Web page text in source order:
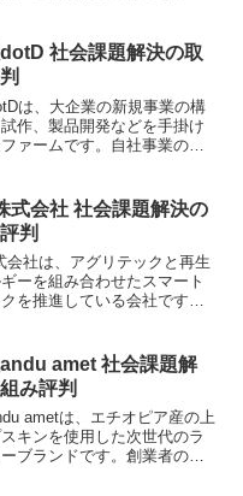
注力しており、農業の未来
的な取り組み...
社会課題解決の取
は、大企業の新規事業の構
作、製品開発などを手掛け
ァームです。自社事業の企
開発に取り組んでいます。
イズビジ...
式会社 社会課題解決の
判
会社は、アグリテックと再生
ーを組み合わせたスマート
を推進している会社です。
温暖化が進み、その対策が
います。...
amet 社会課題解
み評判
ametは、エチオピア産の上
キンを使用した次世代のラ
ブランドです。創業者の鮫